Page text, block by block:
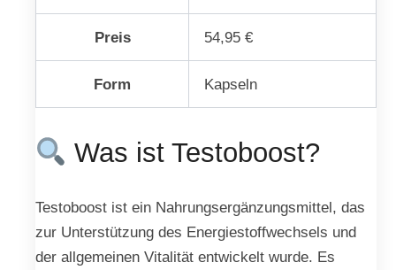
Preis 54,95 €
Form Kapseln
Was ist Testoboost?
Testoboost ist ein Nahrungsergänzungsmittel, das
zur Unterstützung des Energiestoffwechsels und
der allgemeinen Vitalität entwickelt wurde. Es